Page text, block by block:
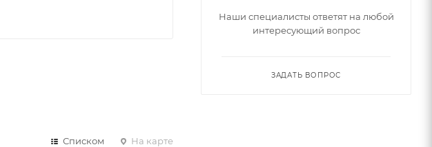
Списком На карте
Наши специалисты ответят на любой
интересующий вопрос
ЗАДАТЬ ВОПРОС